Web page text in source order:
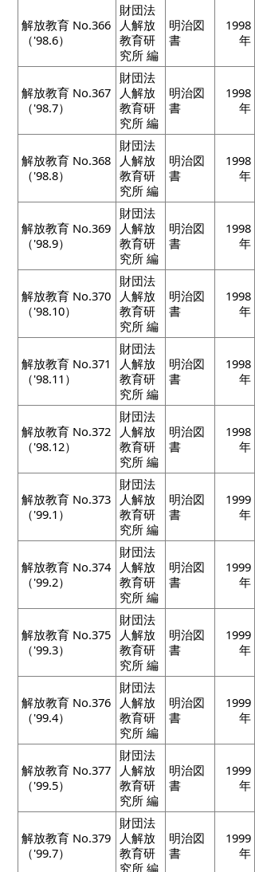
解放教育 No.366
（'98.6）
財団法
人解放
教育研
究所 編
明治図
書
1998
年
解放教育 No.367
（'98.7）
財団法
人解放
教育研
究所 編
明治図
書
1998
年
解放教育 No.368
（'98.8）
財団法
人解放
教育研
究所 編
明治図
書
1998
年
解放教育 No.369
（'98.9）
財団法
人解放
教育研
究所 編
明治図
書
1998
年
解放教育 No.370
（'98.10）
財団法
人解放
教育研
究所 編
明治図
書
1998
年
解放教育 No.371
（'98.11）
財団法
人解放
教育研
究所 編
明治図
書
1998
年
解放教育 No.372
（'98.12）
財団法
人解放
教育研
究所 編
明治図
書
1998
年
解放教育 No.373
（'99.1）
財団法
人解放
教育研
究所 編
明治図
書
1999
年
解放教育 No.374
（'99.2）
財団法
人解放
教育研
究所 編
明治図
書
1999
年
解放教育 No.375
（'99.3）
財団法
人解放
教育研
究所 編
明治図
書
1999
年
解放教育 No.376
（'99.4）
財団法
人解放
教育研
究所 編
明治図
書
1999
年
解放教育 No.377
（'99.5）
財団法
人解放
教育研
究所 編
明治図
書
1999
年
解放教育 No.379
（'99.7）
財団法
人解放
教育研
究所 編
明治図
書
1999
年